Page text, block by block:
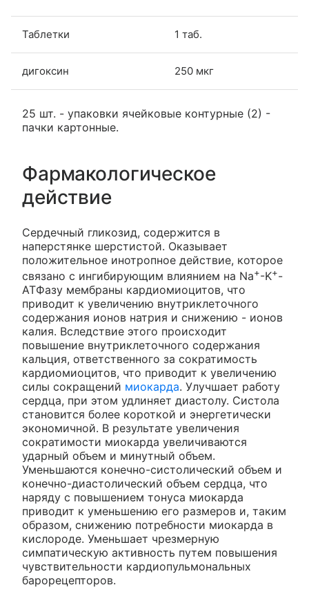
Таблетки 1 таб.
дигоксин 250 мкг
25 шт. - упаковки ячейковые контурные (2) -
пачки картонные.
Фармакологическое
действие
Сердечный гликозид, содержится в
наперстянке шерстистой. Оказывает
положительное инотропное действие, которое
связано с ингибирующим влиянием на Na+-K+-
АТФазу мембраны кардиомиоцитов, что
приводит к увеличению внутриклеточного
содержания ионов натрия и снижению - ионов
калия. Вследствие этого происходит
повышение внутриклеточного содержания
кальция, ответственного за сократимость
кардиомиоцитов, что приводит к увеличению
силы сокращений миокарда. Улучшает работу
сердца, при этом удлиняет диастолу. Систола
становится более короткой и энергетически
экономичной. В результате увеличения
сократимости миокарда увеличиваются
ударный объем и минутный объем.
Уменьшаются конечно-систолический объем и
конечно-диастолический объем сердца, что
наряду с повышением тонуса миокарда
приводит к уменьшению его размеров и, таким
образом, снижению потребности миокарда в
кислороде. Уменьшает чрезмерную
симпатическую активность путем повышения
чувствительности кардиопульмональных
барорецепторов.